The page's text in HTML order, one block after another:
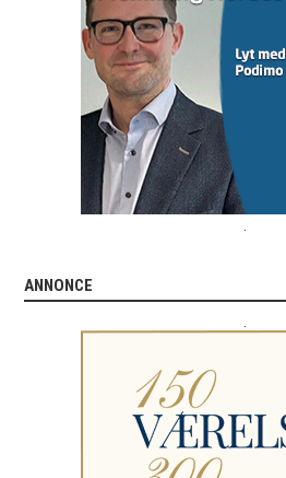
ANNONCE